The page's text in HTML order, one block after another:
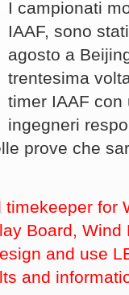
I campionati
IAAF, sono
agosto a
trentesima
timer IAAF con
ingegneri
prove che
for
Board,
and use
and